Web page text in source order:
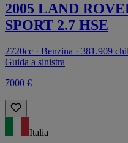
2005 LAND
SPORT 2.7 HSE
2720cc · Benzina · 381.909
Guida a sinistra
7000 €
Italia